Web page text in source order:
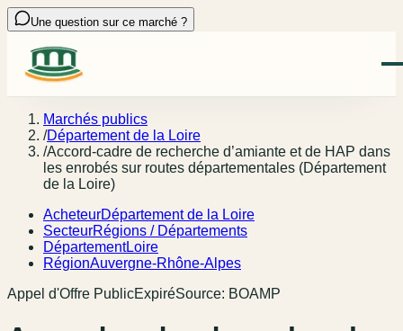
Une question sur ce marché ?
Marchés publics
/Département de la Loire
/Accord-cadre de recherche d’amiante et de HAP dans
les enrobés sur routes départementales (Département
de la Loire)
AcheteurDépartement de la Loire
SecteurRégions / Départements
DépartementLoire
RégionAuvergne-Rhône-Alpes
Appel d'Offre PublicExpiréSource: BOAMP